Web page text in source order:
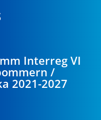
Interreg VI
/
2021-2027